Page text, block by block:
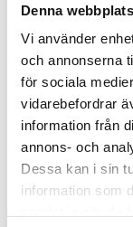
Denna
Vi använder
och annonserna
för sociala
vidarebefordrar
information från
annons- och
Dessa kan i sin
information som